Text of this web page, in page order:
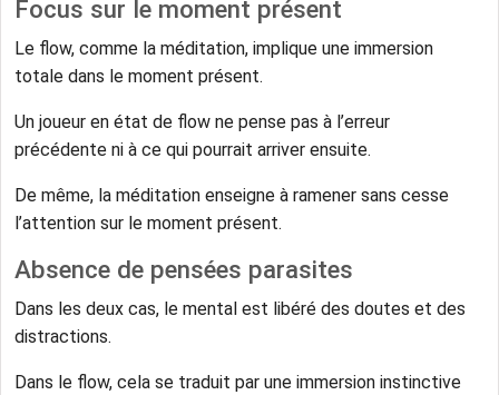
Focus sur le moment présent
Le flow, comme la méditation, implique une immersion
totale dans le moment présent.
Un joueur en état de flow ne pense pas à l’erreur
précédente ni à ce qui pourrait arriver ensuite.
De même, la méditation enseigne à ramener sans cesse
l’attention sur le moment présent.
Absence de pensées parasites
Dans les deux cas, le mental est libéré des doutes et des
distractions.
Dans le flow, cela se traduit par une immersion instinctive